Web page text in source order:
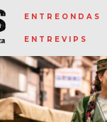
ENTREONDAS
ENTREVIPS